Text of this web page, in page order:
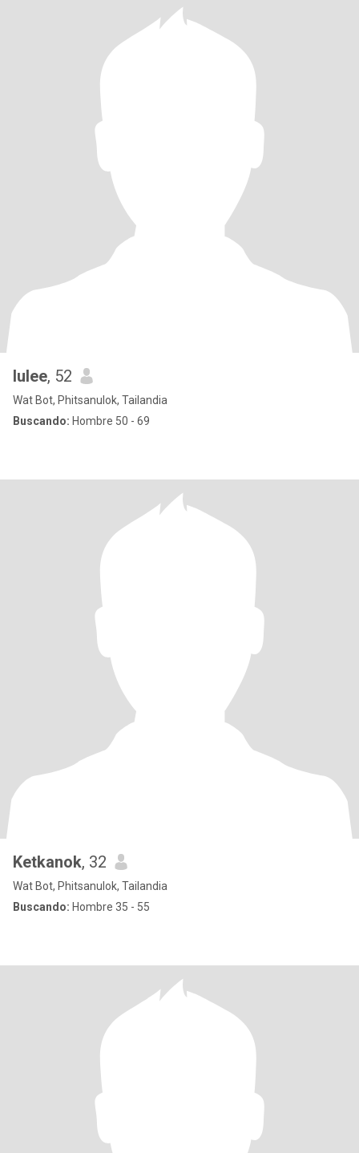
lulee, 52
Wat Bot, Phitsanulok, Tailandia
Buscando: Hombre 50 - 69
Ketkanok, 32
Wat Bot, Phitsanulok, Tailandia
Buscando: Hombre 35 - 55